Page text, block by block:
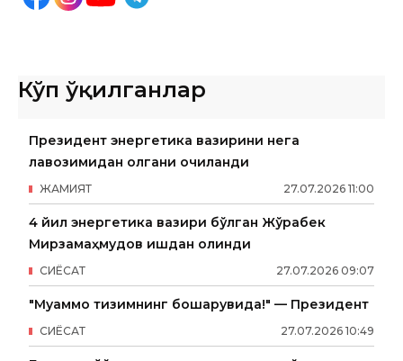
Кўп ўқилганлар
Президент энергетика вазирини нега
лавозимидан олгани очиқланди
27.07.2026 11:00
ЖАМИЯТ
4 йил энергетика вазири бўлган Жўрабек
Мирзамаҳмудов ишдан олинди
27.07.2026 09:07
СИËСАТ
"Муаммо тизимнинг бошқарувида!" — Президент
27.07.2026 10:49
СИËСАТ